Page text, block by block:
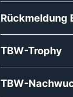
Rückmeldung
TBW-Trophy
TBW-